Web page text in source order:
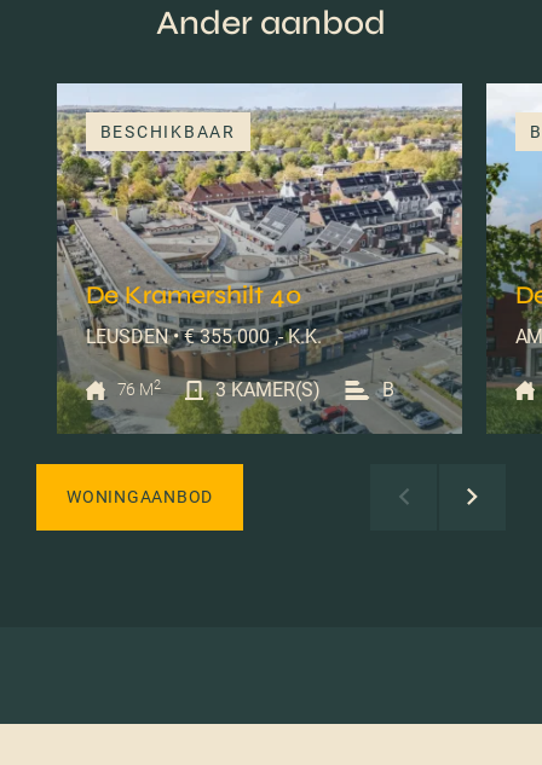
Ander aanbod
BESCHIKBAAR
De Kramershilt 40
LEUSDEN • € 355.000 ,- K.K.
76 M2 3 KAMER(S) B
WONINGAANBOD